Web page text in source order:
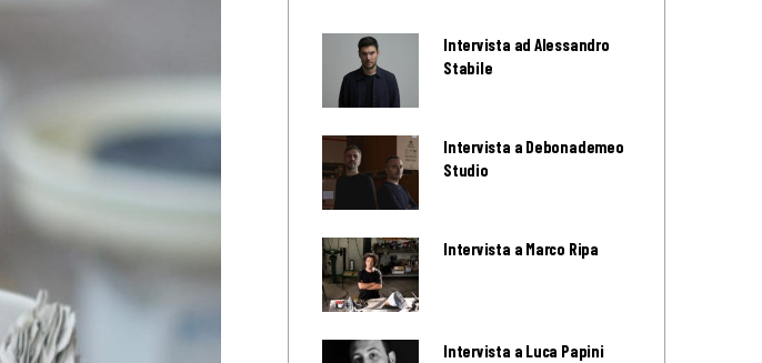
Intervista ad Alessandro
Stabile
Intervista a Debonademeo
Studio
Intervista a Marco Ripa
Intervista a Luca Papini